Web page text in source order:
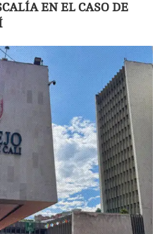
EN EL CASO DE